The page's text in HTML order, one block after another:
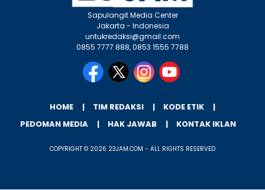
Sapulangit Media Center
Jakarta - Indonesia
untukredaksi@gmail.com
0855 7777 888, 0853 1555 7788
HOME TIM REDAKSI
KODE ETIK
PEDOMAN MEDIA
HAK JAWAB KONTAK IKLAN
COPYRIGHT © 2026 23JAM.COM - ALL RIGHTS RESERVED